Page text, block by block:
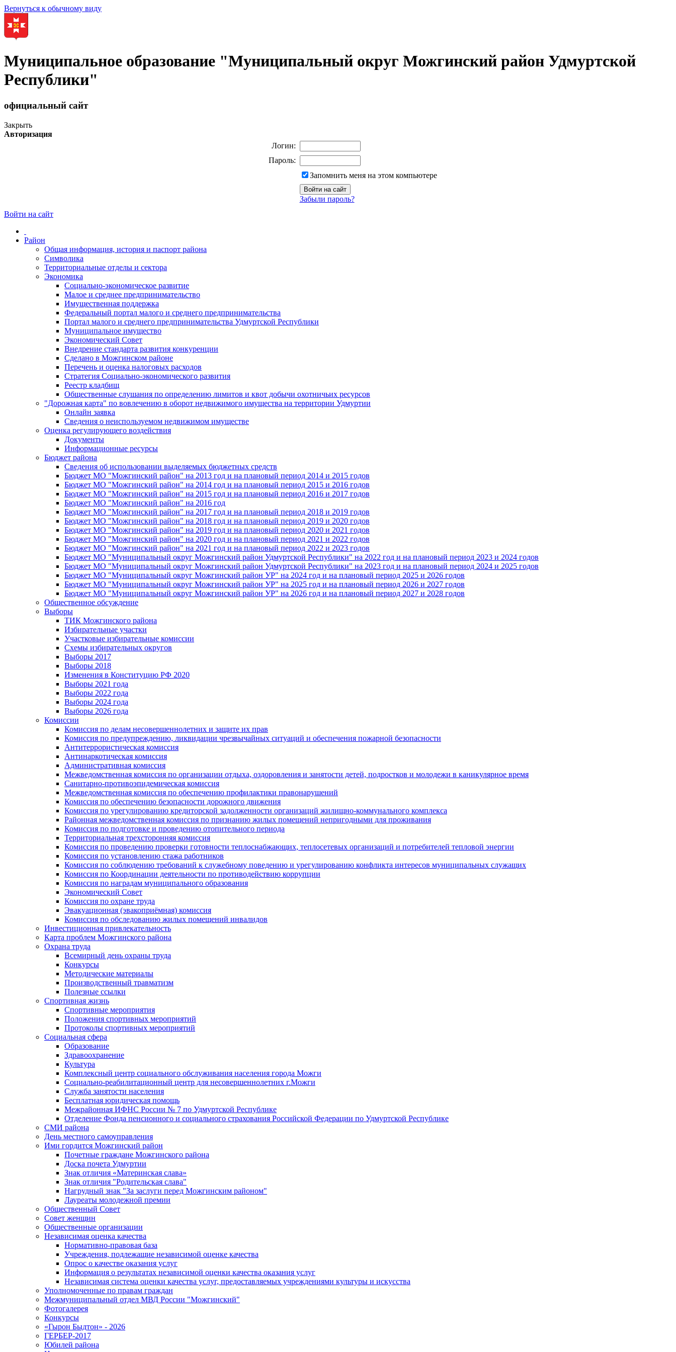
Вернуться к обычному виду
Муниципальное образование "Муниципальный округ Можгинский район Удмуртской
Республики"
официальный сайт
Закрыть
Авторизация
Логин:
Пароль:
Запомнить меня на этом компьютере
Забыли пароль?
Войти на сайт
Район
Общая информация, история и паспорт района
Символика
Территориальные отделы и сектора
Экономика
Социально-экономическое развитие
Малое и среднее предпринимательство
Имущественная поддержка
Федеральный портал малого и среднего предпринимательства
Портал малого и среднего предпринимательства Удмуртской Республики
Муниципальное имущество
Экономический Совет
Внедрение стандарта развития конкуренции
Сделано в Можгинском районе
Перечень и оценка налоговых расходов
Стратегия Социально-экономического развития
Реестр кладбищ
Общественные слушания по определению лимитов и квот добычи охотничьих ресурсов
"Дорожная карта" по вовлечению в оборот недвижимого имущества на территории Удмуртии
Онлайн заявка
Сведения о неиспользуемом недвижимом имуществе
Оценка регулирующего воздействия
Документы
Информационные ресурсы
Бюджет района
Сведения об использовании выделяемых бюджетных средств
Бюджет МО "Можгинский район" на 2013 год и на плановый период 2014 и 2015 годов
Бюджет МО "Можгинский район" на 2014 год и на плановый период 2015 и 2016 годов
Бюджет МО "Можгинский район" на 2015 год и на плановый период 2016 и 2017 годов
Бюджет МО "Можгинский район" на 2016 год
Бюджет МО "Можгинский район" на 2017 год и на плановый период 2018 и 2019 годов
Бюджет МО "Можгинский район" на 2018 год и на плановый период 2019 и 2020 годов
Бюджет МО "Можгинский район" на 2019 год и на плановый период 2020 и 2021 годов
Бюджет МО "Можгинский район" на 2020 год и на плановый период 2021 и 2022 годов
Бюджет МО "Можгинский район" на 2021 год и на плановый период 2022 и 2023 годов
Бюджет МО "Муниципальный округ Можгинский район Удмуртской Республики" на 2022 год и на плановый период 2023 и 2024 годов
Бюджет МО "Муниципальный округ Можгинский район Удмуртской Республики" на 2023 год и на плановый период 2024 и 2025 годов
Бюджет МО "Муниципальный округ Можгинский район УР" на 2024 год и на плановый период 2025 и 2026 годов
Бюджет МО "Муниципальный округ Можгинский район УР" на 2025 год и на плановый период 2026 и 2027 годов
Бюджет МО "Муниципальный округ Можгинский район УР" на 2026 год и на плановый период 2027 и 2028 годов
Общественное обсуждение
Выборы
ТИК Можгинского района
Избирательные участки
Участковые избирательные комиссии
Схемы избирательных округов
Выборы 2017
Выборы 2018
Изменения в Конституцию РФ 2020
Выборы 2021 года
Выборы 2022 года
Выборы 2024 года
Выборы 2026 года
Комиссии
Комиссия по делам несовершеннолетних и защите их прав
Комиссия по предупреждению, ликвидации чрезвычайных ситуаций и обеспечения пожарной безопасности
Антитеррористическая комиссия
Антинаркотическая комиссия
Административная комиссия
Межведомственная комиссия по организации отдыха, оздоровления и занятости детей, подростков и молодежи в каникулярное время
Санитарно-противоэпидемическая комиссия
Межведомственная комиссия по обеспечению профилактики правонарушений
Комиссия по обеспечению безопасности дорожного движения
Комиссия по урегулированию кредиторской задолженности организаций жилищно-коммунального комплекса
Районная межведомственная комиссия по признанию жилых помещений непригодными для проживания
Комиссия по подготовке и проведению отопительного периода
Территориальная трехсторонняя комиссия
Комиссия по проведению проверки готовности теплоснабжающих, теплосетевых организаций и потребителей тепловой энергии
Комиссия по установлению стажа работников
Комиссия по соблюдению требований к служебному поведению и урегулированию конфликта интересов муниципальных служащих
Комиссия по Координации деятельности по противодействию коррупции
Комиссия по наградам муниципального образования
Экономический Совет
Комиссия по охране труда
Эвакуационная (эвакоприёмная) комиссия
Комиссия по обследованию жилых помещений инвалидов
Инвестиционная привлекательность
Карта проблем Можгинского района
Охрана труда
Всемирный день охраны труда
Конкурсы
Методические материалы
Производственный травматизм
Полезные ссылки
Спортивная жизнь
Спортивные мероприятия
Положения спортивных мероприятий
Протоколы спортивных мероприятий
Социальная сфера
Образование
Здравоохранение
Культура
Комплексный центр социального обслуживания населения города Можги
Социально-реабилитационный центр для несовершеннолетних г.Можги
Служба занятости населения
Бесплатная юридическая помощь
Межрайонная ИФНС России № 7 по Удмуртской Республике
Отделение Фонда пенсионного и социального страхования Российской Федерации по Удмуртской Республике
СМИ района
День местного самоуправления
Ими гордится Можгинский район
Почетные граждане Можгинского района
Доска почета Удмуртии
Знак отличия «Материнская слава»
Знак отличия "Родительская слава"
Нагрудный знак "За заслуги перед Можгинским районом"
Лауреаты молодежной премии
Общественный Совет
Совет женщин
Общественные организации
Независимая оценка качества
Нормативно-правовая база
Учреждения, подлежащие независимой оценке качества
Опрос о качестве оказания услуг
Информация о результатах независимой оценки качества оказания услуг
Независимая система оценки качества услуг, предоставляемых учреждениями культуры и искусства
Уполномоченные по правам граждан
Межмуниципальный отдел МВД России "Можгинский"
Фотогалерея
Конкурсы
«Гырон Быдтон» - 2026
ГЕРБЕР-2017
Юбилей района